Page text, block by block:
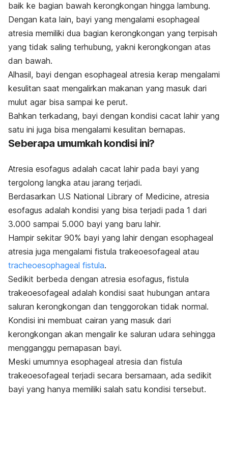
baik ke bagian bawah kerongkongan hingga lambung.
Dengan kata lain, bayi yang mengalami esophageal
atresia memiliki dua bagian kerongkongan yang terpisah
yang tidak saling terhubung, yakni kerongkongan atas
dan bawah.
Alhasil, bayi dengan esophageal atresia kerap mengalami
kesulitan saat mengalirkan makanan yang masuk dari
mulut agar bisa sampai ke perut.
Bahkan terkadang, bayi dengan kondisi cacat lahir yang
satu ini juga bisa mengalami kesulitan bernapas.
Seberapa umumkah kondisi ini?
Atresia esofagus adalah cacat lahir pada bayi yang
tergolong langka atau jarang terjadi.
Berdasarkan U.S National Library of Medicine, atresia
esofagus adalah kondisi yang bisa terjadi pada 1 dari
3.000 sampai 5.000 bayi yang baru lahir.
Hampir sekitar 90% bayi yang lahir dengan esophageal
atresia juga mengalami fistula trakeoesofageal atau
tracheoesophageal fistula.
Sedikit berbeda dengan atresia esofagus, fistula
trakeoesofageal adalah kondisi saat hubungan antara
saluran kerongkongan dan tenggorokan tidak normal.
Kondisi ini membuat cairan yang masuk dari
kerongkongan akan mengalir ke saluran udara sehingga
mengganggu pernapasan bayi.
Meski umumnya esophageal atresia dan fistula
trakeoesofageal terjadi secara bersamaan, ada sedikit
bayi yang hanya memiliki salah satu kondisi tersebut.